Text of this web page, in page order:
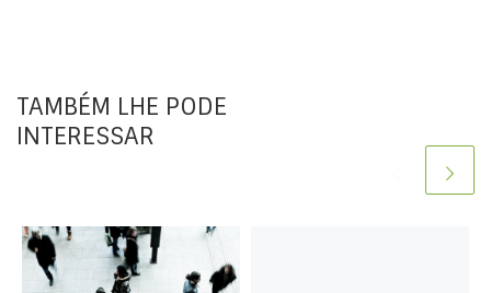
TAMBÉM LHE PODE
INTERESSAR